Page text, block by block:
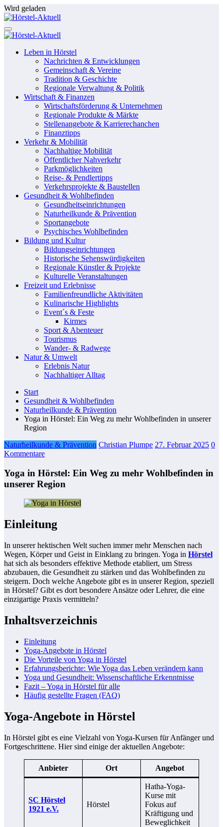
Zum
Inhalt
springen
Wird geladen
Leben in Hörstel
Nachrichten & Entwicklungen
Gemeinschaft & Vereine
Tradition & Geschichte
Regionale Verwaltung & Politik
Wirtschaft & Finanzen
Wirtschaftsförderung & Unternehmen
Regionale Produkte & Märkte
Stellenangebote & Karrierechanchen
Finanztipps
Verkehr & Mobilität
Nachhaltige Mobilität
Öffentlicher Nahverkehr
Parkmöglichkeiten
Reise- & Pendlertipps
Verkehrsprojekte & Baustellen
Gesundheit & Wohlbefinden
Gesundheitseinrichtungen
Naturheilkunde & Prävention
Sportangebote
Psychisches Wohlbefinden
Bildung und Kultur
Bildungseinrichtungen
Historische Sehenswürdigkeiten
Regionale Künstler & Projekte
Kulturelle Veranstaltungen
Freizeit und Erlebnisse
Familienfreundliche Aktivitäten
Kulinarische Highlights
Event´s & Feste
Kirmes
Sport & Abenteuer
Tourismus
Wander- & Radwege
Natur & Umwelt
Erlebnis Natur
Nachhaltiger Alltag
Start
Gesundheit & Wohlbefinden
Naturheilkunde & Prävention
Yoga in Hörstel: Ein Weg zu mehr Wohlbefinden in unserer
Region
Naturheilkunde & Prävention Christian Plumpe 27. Februar 2025 0
Kommentare
Yoga in Hörstel: Ein Weg zu mehr Wohlbefinden in
unserer Region
Einleitung
In unserer hektischen Welt suchen immer mehr Menschen nach
Wegen, Körper und Geist in Einklang zu bringen. Yoga in Hörstel
hat sich als besonders effektive Methode etabliert, um Stress
abzubauen, die Gesundheit zu stärken und das Wohlbefinden zu
steigern. Doch welche Angebote gibt es in unserer Region, speziell
in Hörstel? Gibt es dort besondere Ansätze oder Lehrer, die eine
einzigartige Praxis vermitteln?
Inhaltsverzeichnis
Einleitung
Yoga-Angebote in Hörstel
Die Vorteile von Yoga in Hörstel
Erfahrungsberichte: Wie Yoga das Leben verändern kann
Yoga und Gesundheit: Wissenschaftliche Erkenntnisse
Fazit – Yoga in Hörstel für alle
Häufig gestellte Fragen (FAQ)
Yoga-Angebote in Hörstel
In Hörstel gibt es eine Vielzahl von Yoga-Kursen für Anfänger und
Fortgeschrittene. Hier sind einige der aktuellen Angebote:
Anbieter Ort Angebot
SC Hörstel
1921 e.V.
Hörstel
Hatha-Yoga-
Kurse mit
Fokus auf
Kräftigung und
Beweglichkeit